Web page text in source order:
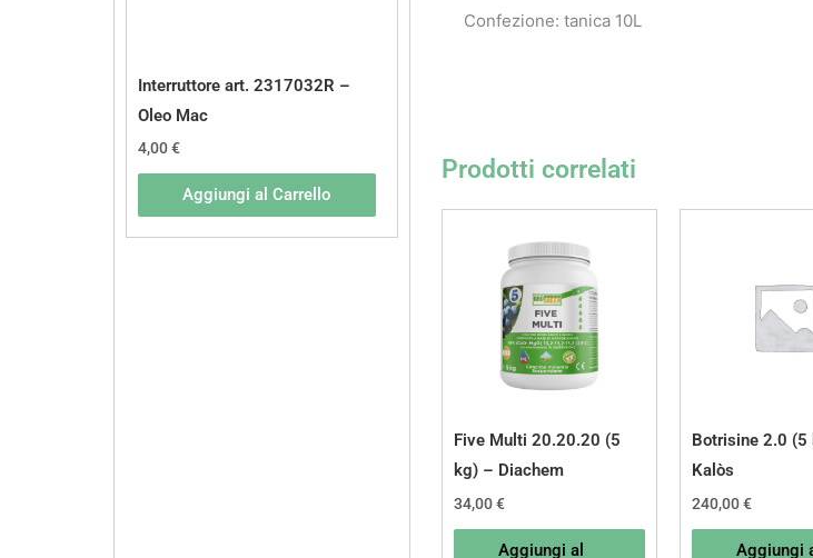
Interruttore art. 2317032R –
Oleo Mac
4,00€
Aggiungi al Carrello
Confezione: tanica 10L
Prodotti correlati
Five Multi 20.20.20 (5
kg) – Diachem
34,00€
Aggiungi al
Botrisine 2.0 (5
Kalòs
240,00€
Aggiungi